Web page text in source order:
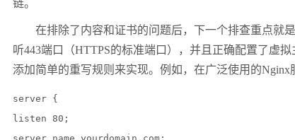
链。
在排除了内容和证书的问题后，下一个排查重点就
听443端口（HTTPS的标准端口），并且正确配置了虚
添加简单的重写规则来实现。例如，在广泛使用的Nginx
server {
listen 80;